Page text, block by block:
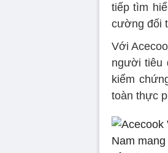
tiếp tìm
cường đối
Với
người tiêu
kiểm
toàn thực